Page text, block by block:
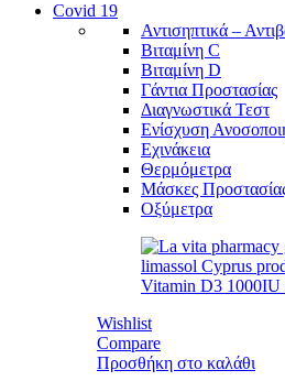
Covid 19
Αντισηπτικά –
Βιταμίνη C
Βιταμίνη D
Γάντια Προστασίας
Διαγνωστικά Τεστ
Ενίσχυση
Εχινάκεια
Θερμόμετρα
Μάσκες
Οξύμετρα
Wishlist
Compare
Προσθήκη στο καλάθι